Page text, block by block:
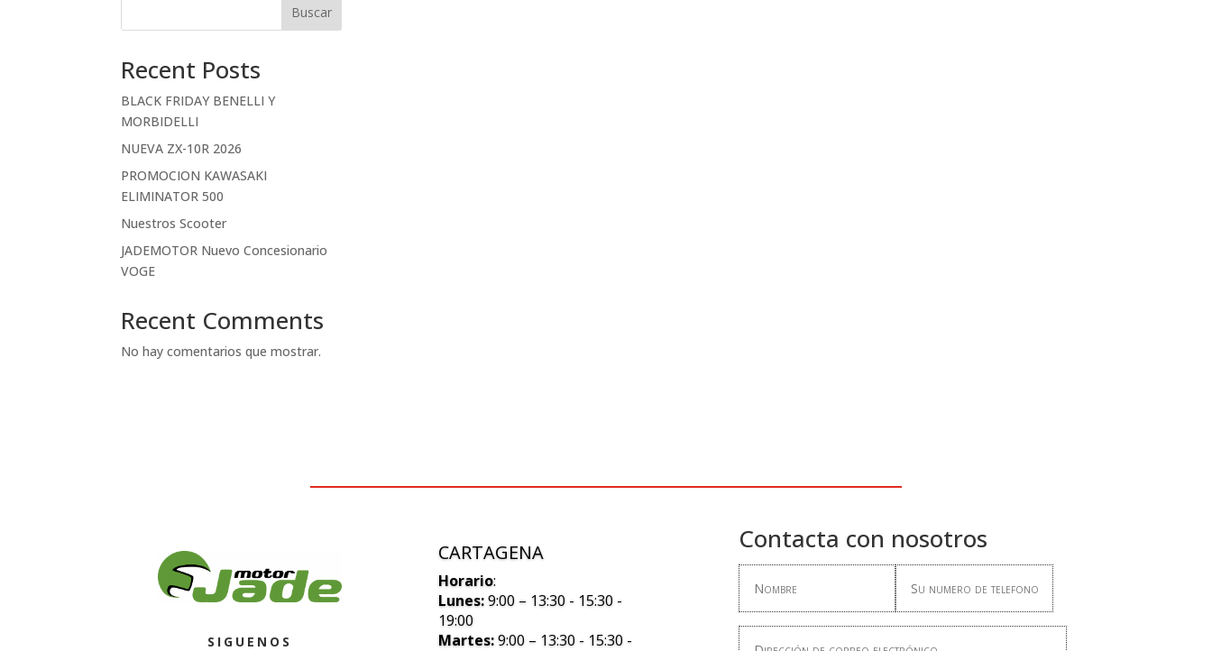
Buscar
Recent Posts
BLACK FRIDAY BENELLI Y
MORBIDELLI
NUEVA ZX-10R 2026
PROMOCION KAWASAKI
ELIMINATOR 500
Nuestros Scooter
JADEMOTOR Nuevo Concesionario
VOGE
Recent Comments
No hay comentarios que mostrar.
SIGUENOS
CARTAGENA
Horario:
Lunes:9:00 – 13:30 - 15:30 -
19:00
Martes:9:00 – 13:30 - 15:30 -
Contacta con nosotros